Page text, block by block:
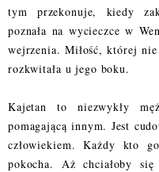
tym przekonuje, kiedy
poznała na wycieczce w
wejrzenia. Miłość, której
rozkwitała u jego boku.
Kajetan to niezwykły
pomagającą innym. Jest
człowiekiem. Każdy kto
pokocha. Aż chciałoby